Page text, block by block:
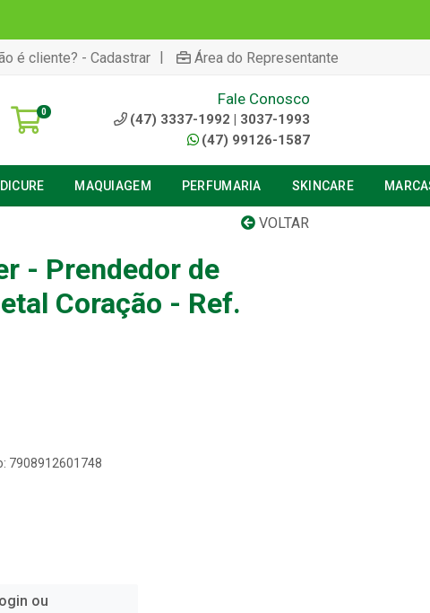
é cliente? - Cadastrar | Área do Representante
0
Fale Conosco
(47) 3337-1992 | 3037-1993
(47) 99126-1587
MAQUIAGEM PERFUMARIA SKINCARE
VOLTAR
- Prendedor de
Coração - Ref.
7908912601748
ou